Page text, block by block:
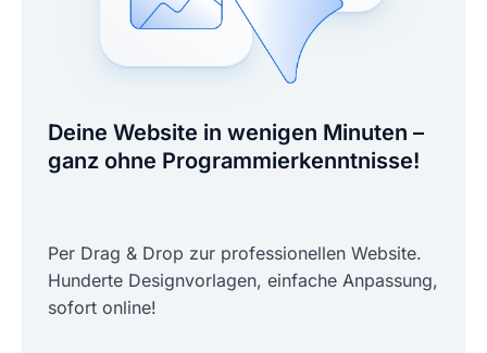
Deine Website in wenigen Minuten –
ganz ohne Programmierkenntnisse!
Per Drag & Drop zur professionellen Website.
Hunderte Designvorlagen, einfache Anpassung,
sofort online!